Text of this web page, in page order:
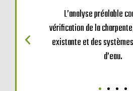
L’analyse préalable
vérification de la
existante et des
d’eau.